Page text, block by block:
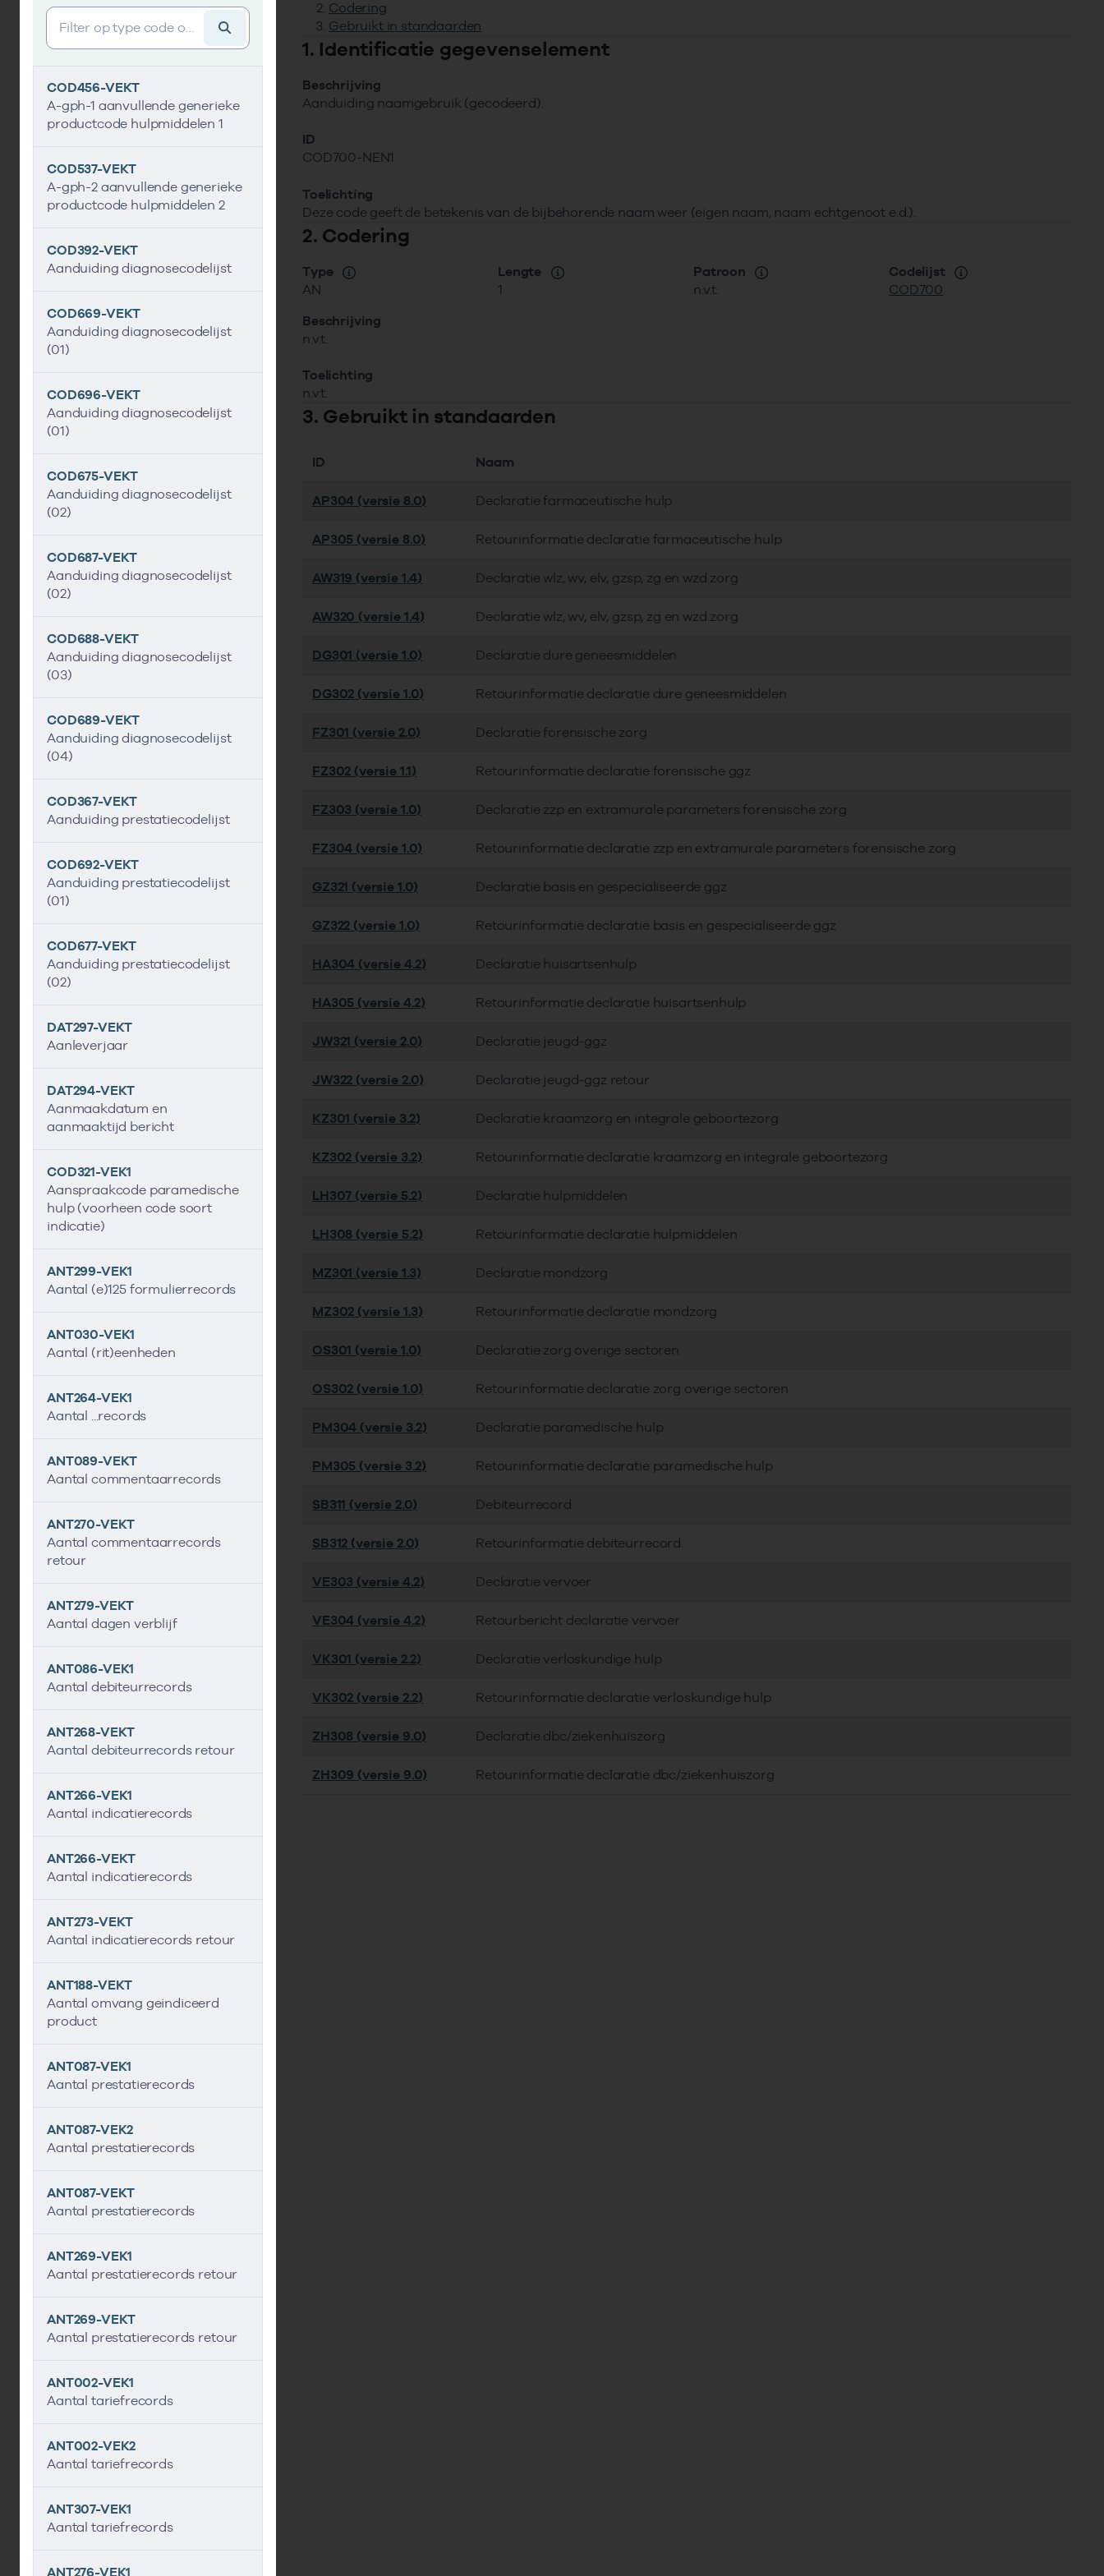
Vind gegevens&shy;element
COD456-VEKT
A-gph-1 aanvullende generieke
productcode hulpmiddelen 1
COD537-VEKT
A-gph-2 aanvullende generieke
productcode hulpmiddelen 2
COD392-VEKT
Aanduiding diagnosecodelijst
COD669-VEKT
Aanduiding diagnosecodelijst
(01)
COD696-VEKT
Aanduiding diagnosecodelijst
(01)
COD675-VEKT
Aanduiding diagnosecodelijst
(02)
COD687-VEKT
Aanduiding diagnosecodelijst
(02)
COD688-VEKT
Aanduiding diagnosecodelijst
(03)
COD689-VEKT
Aanduiding diagnosecodelijst
(04)
COD367-VEKT
Aanduiding prestatiecodelijst
COD692-VEKT
Aanduiding prestatiecodelijst
(01)
COD677-VEKT
Aanduiding prestatiecodelijst
(02)
DAT297-VEKT
Aanleverjaar
DAT294-VEKT
Aanmaakdatum en
aanmaaktijd bericht
COD321-VEK1
Aanspraakcode paramedische
hulp (voorheen code soort
indicatie)
ANT299-VEK1
Aantal (e)125 formulierrecords
ANT030-VEK1
Aantal (rit)eenheden
ANT264-VEK1
Aantal ...records
ANT089-VEKT
Aantal commentaarrecords
ANT270-VEKT
Aantal commentaarrecords
retour
ANT279-VEKT
Aantal dagen verblijf
ANT086-VEK1
Aantal debiteurrecords
ANT268-VEKT
Aantal debiteurrecords retour
ANT266-VEK1
Aantal indicatierecords
ANT266-VEKT
Aantal indicatierecords
ANT273-VEKT
Aantal indicatierecords retour
ANT188-VEKT
Aantal omvang geindiceerd
product
ANT087-VEK1
Aantal prestatierecords
ANT087-VEK2
Aantal prestatierecords
ANT087-VEKT
Aantal prestatierecords
ANT269-VEK1
Aantal prestatierecords retour
ANT269-VEKT
Aantal prestatierecords retour
ANT002-VEK1
Aantal tariefrecords
ANT002-VEK2
Aantal tariefrecords
ANT307-VEK1
Aantal tariefrecords
ANT276-VEK1
Codering
Gebruikt in standaarden
1. Identificatie gegevenselement
Beschrijving
Aanduiding naamgebruik (gecodeerd).
ID
COD700-NEN1
Toelichting
Deze code geeft de betekenis van de bijbehorende naam weer (eigen naam, naam echtgenoot e.d.).
2. Codering
Type
AN
Lengte
1
Patroon
n.v.t.
Codelijst
COD700
Beschrijving
n.v.t.
Toelichting
n.v.t.
3. Gebruikt in standaarden
ID Naam
AP304 (versie 8.0) Declaratie farmaceutische hulp
AP305 (versie 8.0) Retourinformatie declaratie farmaceutische hulp
AW319 (versie 1.4) Declaratie wlz, wv, elv, gzsp, zg en wzd zorg
AW320 (versie 1.4) Declaratie wlz, wv, elv, gzsp, zg en wzd zorg
DG301 (versie 1.0) Declaratie dure geneesmiddelen
DG302 (versie 1.0) Retourinformatie declaratie dure geneesmiddelen
FZ301 (versie 2.0) Declaratie forensische zorg
FZ302 (versie 1.1) Retourinformatie declaratie forensische ggz
FZ303 (versie 1.0) Declaratie zzp en extramurale parameters forensische zorg
FZ304 (versie 1.0) Retourinformatie declaratie zzp en extramurale parameters forensische zorg
GZ321 (versie 1.0) Declaratie basis en gespecialiseerde ggz
GZ322 (versie 1.0) Retourinformatie declaratie basis en gespecialiseerde ggz
HA304 (versie 4.2) Declaratie huisartsenhulp
HA305 (versie 4.2) Retourinformatie declaratie huisartsenhulp
JW321 (versie 2.0) Declaratie jeugd-ggz
JW322 (versie 2.0) Declaratie jeugd-ggz retour
KZ301 (versie 3.2) Declaratie kraamzorg en integrale geboortezorg
KZ302 (versie 3.2) Retourinformatie declaratie kraamzorg en integrale geboortezorg
LH307 (versie 5.2) Declaratie hulpmiddelen
LH308 (versie 5.2) Retourinformatie declaratie hulpmiddelen
MZ301 (versie 1.3) Declaratie mondzorg
MZ302 (versie 1.3) Retourinformatie declaratie mondzorg
OS301 (versie 1.0) Declaratie zorg overige sectoren
OS302 (versie 1.0) Retourinformatie declaratie zorg overige sectoren
PM304 (versie 3.2) Declaratie paramedische hulp
PM305 (versie 3.2) Retourinformatie declaratie paramedische hulp
SB311 (versie 2.0) Debiteurrecord
SB312 (versie 2.0) Retourinformatie debiteurrecord
VE303 (versie 4.2) Declaratie vervoer
VE304 (versie 4.2) Retourbericht declaratie vervoer
VK301 (versie 2.2) Declaratie verloskundige hulp
VK302 (versie 2.2) Retourinformatie declaratie verloskundige hulp
ZH308 (versie 9.0) Declaratie dbc/ziekenhuiszorg
ZH309 (versie 9.0) Retourinformatie declaratie dbc/ziekenhuiszorg